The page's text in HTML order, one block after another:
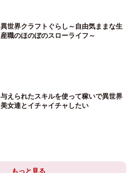
異世界クラフトぐらし～自由気ままな生
産職のほのぼのスローライフ～
与えられたスキルを使って稼いで異世界
美女達とイチャイチャしたい
もっと見る